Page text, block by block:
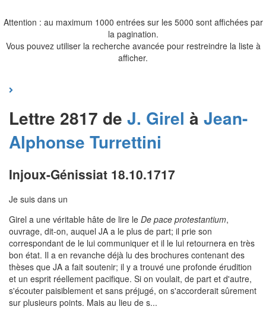
Attention : au maximum 1000 entrées sur les 5000 sont affichées par
la pagination.
Vous pouvez utiliser la recherche avancée pour restreindre la liste à
afficher.
Lettre 2817 de J. Girel à Jean-
Alphonse Turrettini
Injoux-Génissiat 18.10.1717
Je suis dans un
Girel a une véritable hâte de lire le De pace protestantium,
ouvrage, dit-on, auquel JA a le plus de part; il prie son
correspondant de le lui communiquer et il le lui retournera en très
bon état. Il a en revanche déjà lu des brochures contenant des
thèses que JA a fait soutenir; il y a trouvé une profonde érudition
et un esprit réellement pacifique. Si on voulait, de part et d'autre,
s'écouter paisiblement et sans préjugé, on s'accorderait sûrement
sur plusieurs points. Mais au lieu de s...